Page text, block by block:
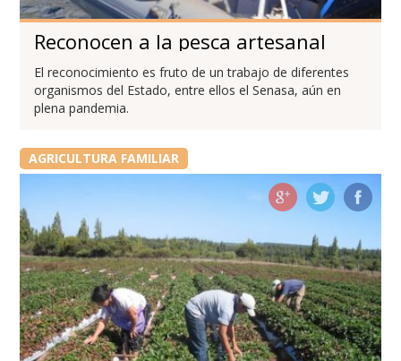
Reconocen a la pesca artesanal
El reconocimiento es fruto de un trabajo de diferentes
organismos del Estado, entre ellos el Senasa, aún en
plena pandemia.
AGRICULTURA FAMILIAR